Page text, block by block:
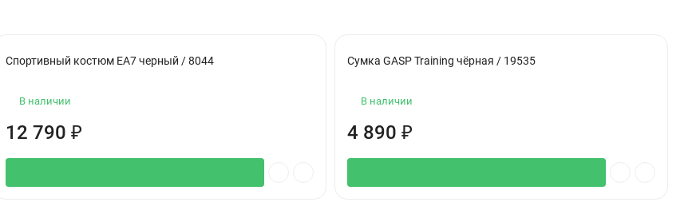
Спортивный костюм EA7 черный / 8044
В наличии
12 790 ₽
Сумка GASP Training чёрная / 19535
В наличии
4 890 ₽